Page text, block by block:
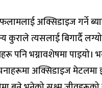
अक्सिडाइज गर्ने
कुराले त्यसलाई बिगार्दै
पनि भग्नावशेषमा पाइयो।
अक्सिडाइज मेटलमा